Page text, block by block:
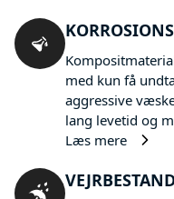
med kun få
aggressive
lang levetid og
Læs mere